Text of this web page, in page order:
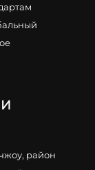
район